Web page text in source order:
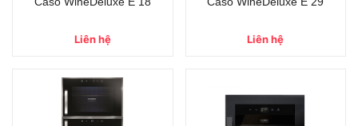
Liên hệ Liên hệ